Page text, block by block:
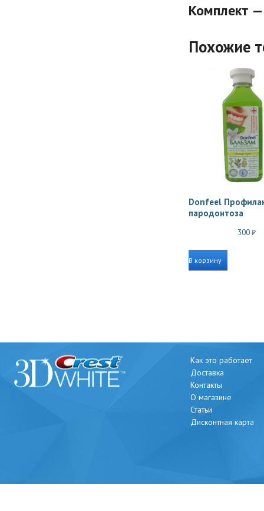
Комплект
Похожие
Donfeel
пародонтоза
300₽
В корзину
Как это работает
Доставка
Контакты
О магазине
Статьи
Дисконтная карта